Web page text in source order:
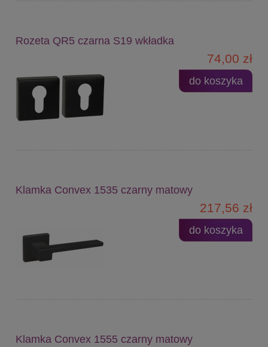
Rozeta QR5 czarna S19 wkładka
74,00 zł
do koszyka
Klamka Convex 1535 czarny matowy
217,56 zł
do koszyka
Klamka Convex 1555 czarny matowy